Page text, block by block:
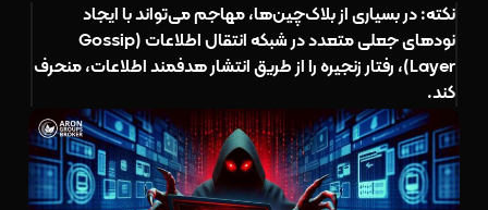
نکته: در بسیاری از بلاک‌چین‌ها، مهاجم می‌تواند با ایجاد
نودهای جعلی متعدد در شبکه انتقال اطلاعات (Gossip
Layer)، رفتار زنجیره را از طریق انتشار هدفمند اطلاعات، منحرف
کند.